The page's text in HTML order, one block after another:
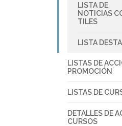
LISTA DE
NOTICIAS
TILES
LISTA
LISTAS DE
PROMOCIÓN
LISTAS DE
DETALLES DE
CURSOS